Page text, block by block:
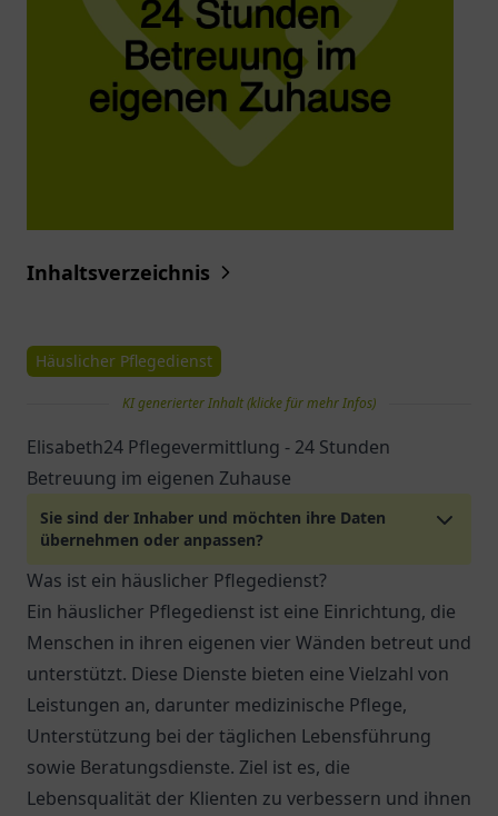
Inhaltsverzeichnis
Häuslicher Pflegedienst
KI generierter Inhalt (klicke für mehr Infos)
Elisabeth24 Pflegevermittlung - 24 Stunden
Betreuung im eigenen Zuhause
Sie sind der Inhaber und möchten ihre Daten
übernehmen oder anpassen?
Was ist ein häuslicher Pflegedienst?
Ein häuslicher Pflegedienst ist eine Einrichtung, die
Menschen in ihren eigenen vier Wänden betreut und
unterstützt. Diese Dienste bieten eine Vielzahl von
Leistungen an, darunter medizinische Pflege,
Unterstützung bei der täglichen Lebensführung
sowie Beratungsdienste. Ziel ist es, die
Lebensqualität der Klienten zu verbessern und ihnen